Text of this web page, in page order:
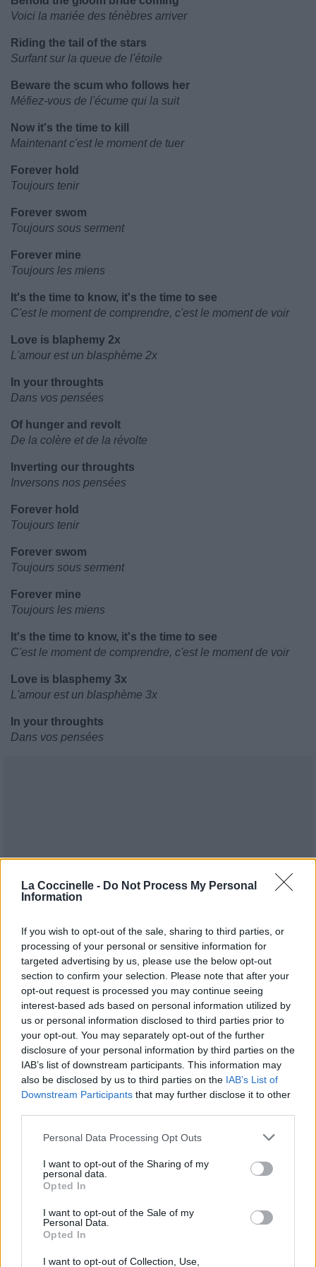
La Coccinelle - Do Not Process My Personal
Information
If you wish to opt-out of the sale, sharing to third parties, or
processing of your personal or sensitive information for
targeted advertising by us, please use the below opt-out
section to confirm your selection. Please note that after your
opt-out request is processed you may continue seeing
interest-based ads based on personal information utilized by
us or personal information disclosed to third parties prior to
your opt-out. You may separately opt-out of the further
disclosure of your personal information by third parties on the
IAB’s list of downstream participants. This information may
also be disclosed by us to third parties on the IAB’s List of
Downstream Participants that may further disclose it to other
Personal Data Processing Opt Outs
I want to opt-out of the Sharing of my
personal data.
Opted In
I want to opt-out of the Sale of my
Personal Data.
Opted In
I want to opt-out of Collection, Use,
Voici la mariée des ténèbres arriver
Riding the tail of the stars
Surfant sur la queue de l'étoile
Beware the scum who follows her
Méfiez-vous de l'écume qui la suit
Now it's the time to kill
Maintenant c'est le moment de tuer
Forever hold
Toujours tenir
Forever swom
Toujours sous serment
Forever mine
Toujours les miens
It's the time to know, it's the time to see
C'est le moment de comprendre, c'est le moment de voir
Love is blaphemy 2x
L'amour est un blasphème 2x
In your throughts
Dans vos pensées
Of hunger and revolt
De la colère et de la révolte
Inverting our throughts
Inversons nos pensées
Forever hold
Toujours tenir
Forever swom
Toujours sous serment
Forever mine
Toujours les miens
It's the time to know, it's the time to see
C'est le moment de comprendre, c'est le moment de voir
Love is blasphemy 3x
L'amour est un blasphème 3x
In your throughts
Dans vos pensées
Publié parLutchack 6354 2 3 6 le 14 juillet 2015 à
12h04.
Chanteurs : Moonspell
Albums :Alpha Noir / Omega White
Paroles + Traduction Téléchargement
Vidéos
Commentaires